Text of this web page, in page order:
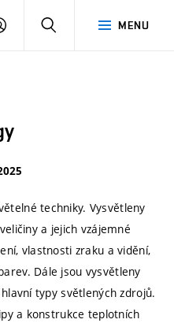
MENU
PŘIHLÁSIT
techniky. Vysvětleny
a jejich vzájemné
vlastnosti zraku a vidění,
Dále jsou vysvětleny
typy světlených zdrojů.
a konstrukce teplotních